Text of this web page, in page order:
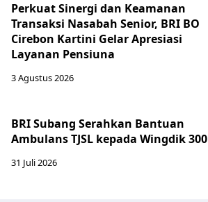
Perkuat Sinergi dan Keamanan
Transaksi Nasabah Senior, BRI BO
Cirebon Kartini Gelar Apresiasi
Layanan Pensiuna
3 Agustus 2026
BRI Subang Serahkan Bantuan
Ambulans TJSL kepada Wingdik 300
31 Juli 2026